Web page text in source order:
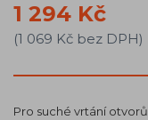
1 294 Kč
(1 069 Kč bez DPH)
Pro suché vrtání otvorů